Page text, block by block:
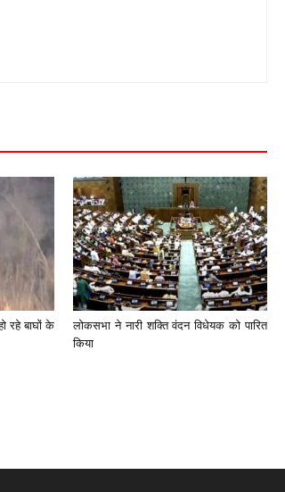
रहे बाघों के
लोकसभा ने नारी शक्ति वंदन विधेयक को पारित
किया